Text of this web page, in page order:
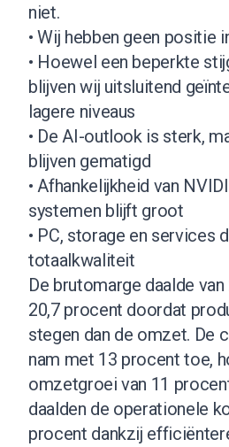
niet.
• Wij hebben geen positie
• Hoewel een beperkte
blijven wij uitsluitend
lagere niveaus
• De AI-outlook is sterk,
blijven gematigd
• Afhankelijkheid van
systemen blijft groot
• PC, storage en services
totaalkwaliteit
De brutomarge daalde
20,7 procent doordat
stegen dan de omzet. De
nam met 13 procent toe,
omzetgroei van 11
daalden de operationele
procent dankzij